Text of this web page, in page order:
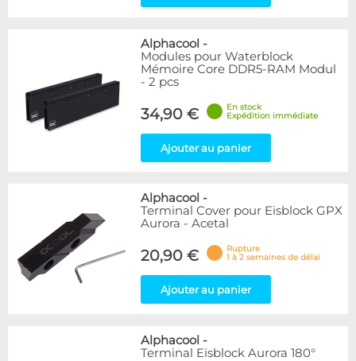
Alphacool -
Modules pour Waterblock
Mémoire Core DDR5-RAM Modul
- 2 pcs
34,90 €
En stock
Expédition immédiate
Ajouter au panier
Alphacool -
Terminal Cover pour Eisblock GPX
Aurora - Acetal
20,90 €
Rupture
1 à 2 semaines de délai
Ajouter au panier
Alphacool -
Terminal Eisblock Aurora 180°